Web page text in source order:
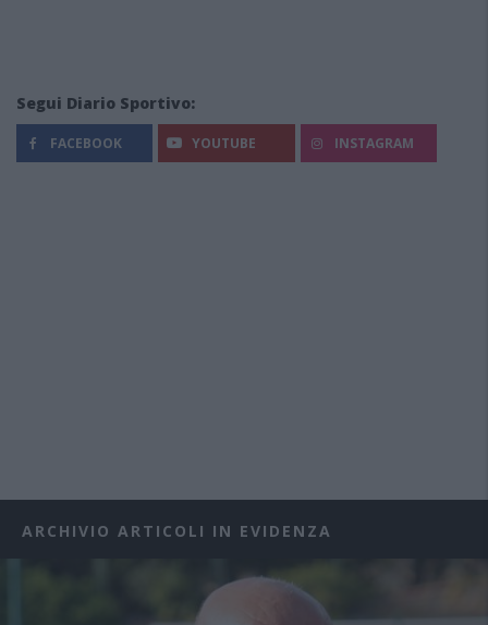
Segui Diario Sportivo:
FACEBOOK YOUTUBE INSTAGRAM
ARCHIVIO ARTICOLI IN EVIDENZA